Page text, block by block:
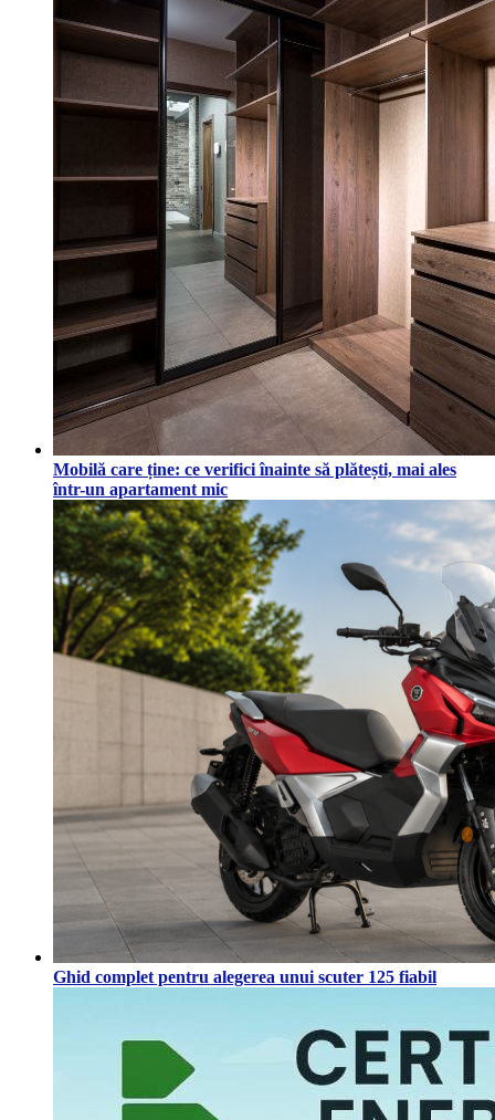
Mobilă care ține: ce verifici înainte să plătești, mai ales
într-un apartament mic
Ghid complet pentru alegerea unui scuter 125 fiabil